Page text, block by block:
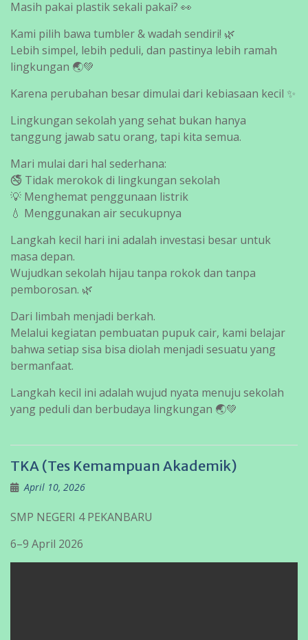
Masih pakai plastik sekali pakai? 👀
Kami pilih bawa tumbler & wadah sendiri! 🌿
Lebih simpel, lebih peduli, dan pastinya lebih ramah
lingkungan 🌏💚
Karena perubahan besar dimulai dari kebiasaan kecil ✨
Lingkungan sekolah yang sehat bukan hanya
tanggung jawab satu orang, tapi kita semua.
Mari mulai dari hal sederhana:
🚭 Tidak merokok di lingkungan sekolah
💡 Menghemat penggunaan listrik
💧 Menggunakan air secukupnya
Langkah kecil hari ini adalah investasi besar untuk
masa depan.
Wujudkan sekolah hijau tanpa rokok dan tanpa
pemborosan. 🌿
Dari limbah menjadi berkah.
Melalui kegiatan pembuatan pupuk cair, kami belajar
bahwa setiap sisa bisa diolah menjadi sesuatu yang
bermanfaat.
Langkah kecil ini adalah wujud nyata menuju sekolah
yang peduli dan berbudaya lingkungan 🌏💚
TKA (Tes Kemampuan Akademik)
April 10, 2026
SMP NEGERI 4 PEKANBARU
6–9 April 2026